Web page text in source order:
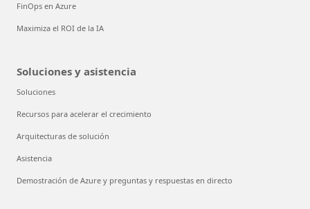
FinOps en Azure
Maximiza el ROI de la IA
Soluciones y asistencia
Soluciones
Recursos para acelerar el crecimiento
Arquitecturas de solución
Asistencia
Demostración de Azure y preguntas y respuestas en directo